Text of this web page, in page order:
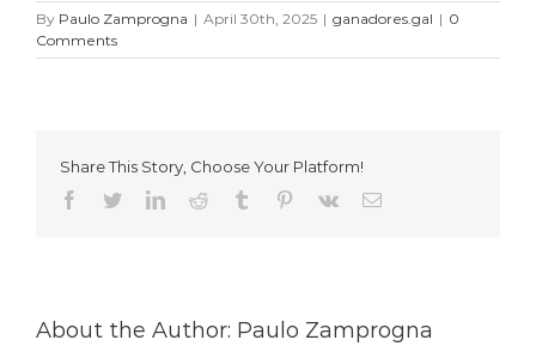
By Paulo Zamprogna | April 30th, 2025 | ganadores.gal | 0
Comments
Share This Story, Choose Your Platform!
Facebook
TwitterLinkedInReddit Tumblr Pinterest
Vk Email
About the Author: Paulo Zamprogna